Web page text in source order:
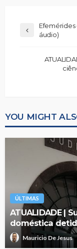
Efemérides
áudio)
YOU MIGHT
ÚLTIMAS
ATUALIDADE |
doméstica
Mauricio De Jesus